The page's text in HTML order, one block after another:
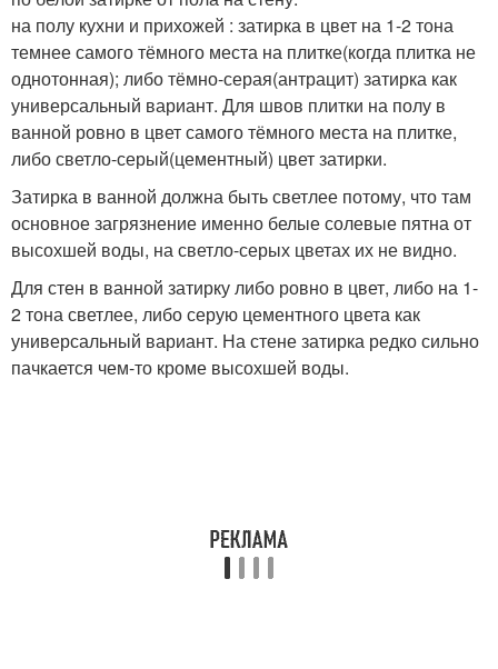
на полу кухни и прихожей : затирка в цвет на 1-2 тона
темнее самого тёмного места на плитке(когда плитка не
однотонная); либо тёмно-серая(антрацит) затирка как
универсальный вариант. Для швов плитки на полу в
ванной ровно в цвет самого тёмного места на плитке,
либо светло-серый(цементный) цвет затирки.
Затирка в ванной должна быть светлее потому, что там
основное загрязнение именно белые солевые пятна от
высохшей воды, на светло-серых цветах их не видно.
Для стен в ванной затирку либо ровно в цвет, либо на 1-
2 тона светлее, либо серую цементного цвета как
универсальный вариант. На стене затирка редко сильно
пачкается чем-то кроме высохшей воды.